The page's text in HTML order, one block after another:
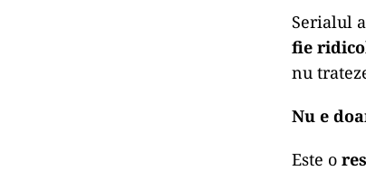
Serialul
fie
nu
Nu e
Este o